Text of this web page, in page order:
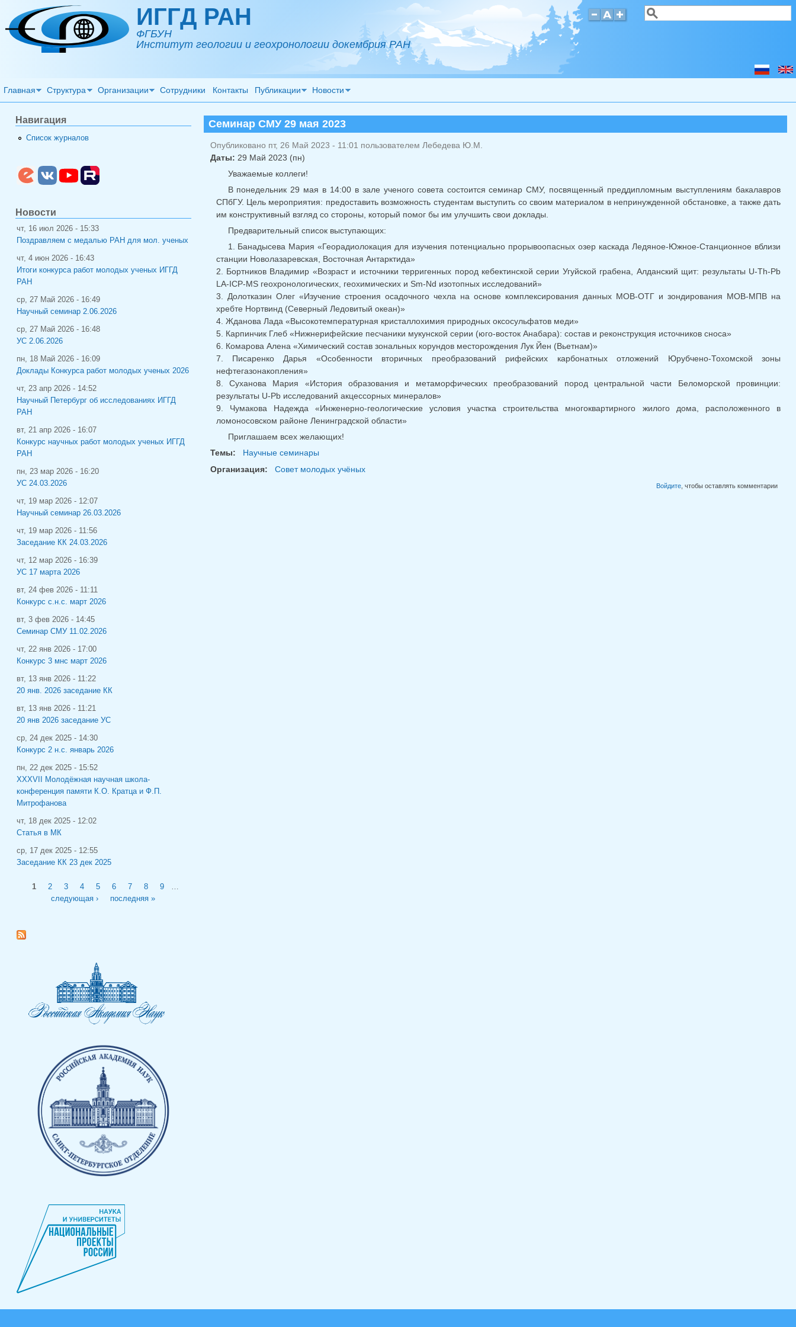
Перейти к основному содержанию ИГГД РАН
ФГБУН
Институт геологии и геохронологии докембрия РАН
Форма поиска
Поиск
Главная Структура Организации Сотрудники Контакты Публикации Новости
Семинар СМУ 29 мая 2023
Опубликовано пт, 26 Май 2023 - 11:01 пользователем Лебедева Ю.М.
Даты: 29 Май 2023 (пн)
Уважаемые коллеги!
В понедельник 29 мая в 14:00 в зале ученого совета состоится семинар СМУ, посвященный преддипломным выступлениям бакалавров
СПбГУ. Цель мероприятия: предоставить возможность студентам выступить со своим материалом в непринужденной обстановке, а также дать
им конструктивный взгляд со стороны, который помог бы им улучшить свои доклады.
Предварительный список выступающих:
1. Банадысева Мария «Георадиолокация для изучения потенциально прорывоопасных озер каскада Ледяное-Южное-Станционное вблизи
станции Новолазаревская, Восточная Антарктида»
2. Бортников Владимир «Возраст и источники терригенных пород кебектинской серии Угуйской грабена, Алданский щит: результаты U-Th-Pb
LA-ICP-MS геохронологических, геохимических и Sm-Nd изотопных исследований»
3. Долотказин Олег «Изучение строения осадочного чехла на основе комплексирования данных МОВ-ОТГ и зондирования МОВ-МПВ на
хребте Нортвинд (Северный Ледовитый океан)»
4. Жданова Лада «Высокотемпературная кристаллохимия природных оксосульфатов меди»
5. Карпинчик Глеб «Нижнерифейские песчаники мукунской серии (юго-восток Анабара): состав и реконструкция источников сноса»
6. Комарова Алена «Химический состав зональных корундов месторождения Лук Йен (Вьетнам)»
7. Писаренко Дарья «Особенности вторичных преобразований рифейских карбонатных отложений Юрубчено-Тохомской зоны
нефтегазонакопления»
8. Суханова Мария «История образования и метаморфических преобразований пород центральной части Беломорской провинции:
результаты U-Pb исследований акцессорных минералов»
9. Чумакова Надежда «Инженерно-геологические условия участка строительства многоквартирного жилого дома, расположенного в
ломоносовском районе Ленинградской области»
Приглашаем всех желающих!
Темы:
Научные семинары
Организация:
Совет молодых учёных
Войдите, чтобы оставлять комментарии
Навигация
Список журналов
Новости
чт, 16 июл 2026 - 15:33
Поздравляем с медалью РАН для мол. ученых
чт, 4 июн 2026 - 16:43
Итоги конкурса работ молодых ученых ИГГД
РАН
ср, 27 Май 2026 - 16:49
Научный семинар 2.06.2026
ср, 27 Май 2026 - 16:48
УС 2.06.2026
пн, 18 Май 2026 - 16:09
Доклады Конкурса работ молодых ученых 2026
чт, 23 апр 2026 - 14:52
Научный Петербург об исследованиях ИГГД
РАН
вт, 21 апр 2026 - 16:07
Конкурс научных работ молодых ученых ИГГД
РАН
пн, 23 мар 2026 - 16:20
УС 24.03.2026
чт, 19 мар 2026 - 12:07
Научный семинар 26.03.2026
чт, 19 мар 2026 - 11:56
Заседание КК 24.03.2026
чт, 12 мар 2026 - 16:39
УС 17 марта 2026
вт, 24 фев 2026 - 11:11
Конкурс с.н.с. март 2026
вт, 3 фев 2026 - 14:45
Семинар СМУ 11.02.2026
чт, 22 янв 2026 - 17:00
Конкурс 3 мнс март 2026
вт, 13 янв 2026 - 11:22
20 янв. 2026 заседание КК
вт, 13 янв 2026 - 11:21
20 янв 2026 заседание УС
ср, 24 дек 2025 - 14:30
Конкурс 2 н.с. январь 2026
пн, 22 дек 2025 - 15:52
XXXVII Молодёжная научная школа-
конференция памяти К.О. Кратца и Ф.П.
Митрофанова
чт, 18 дек 2025 - 12:02
Статья в МК
ср, 17 дек 2025 - 12:55
Заседание КК 23 дек 2025
Страницы
1 2 3 4 5 6 7 8 9
следующая ›
последняя »